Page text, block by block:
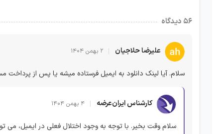
۵۶ دیدگاه
علیرضا حلاجیان ۲ بهمن ۱۴۰۴
سلام. آیا لینک دانلود به ایمیل فرستاده میشه یا پس از پرداخت
کارشناس ایران‌عرضه ۴ بهمن ۱۴۰۴
سلام وقت بخیر. با توجه به وجود اختلال فعلی در ایمیل، می